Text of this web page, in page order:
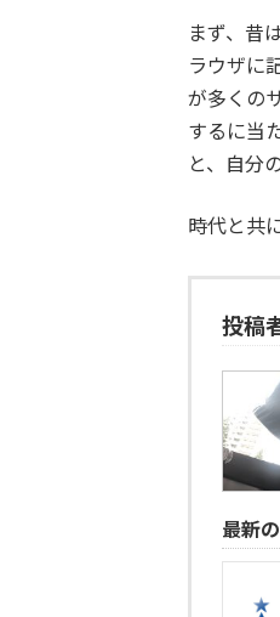
まず、昔
ラウザに
が多くの
するに当
と、自分
時代と共
投稿
最新